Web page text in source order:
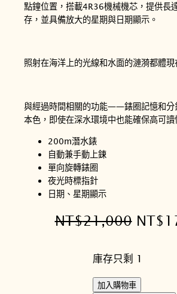
點鐘位置，搭載4R36機械機芯，提供長
存，並具備放大的星期與日期顯示。
照射在海洋上的光線和水面的漣漪都體現
與經過時間相關的功能——錶圈記憶和
本色，即使在深水環境中也能確保高可讀
200m潛水錶
自動兼手動上鍊
單向旋轉錶圈
夜光時標指針
日期、星期顯示
NT$21,000 原
價
格
NT$
庫存只剩 1
S 加入購物車